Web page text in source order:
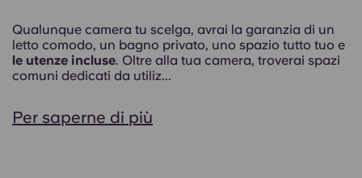
Qualunque camera tu scelga, avrai la garanzia di un
letto comodo, un bagno privato, uno spazio tutto tuo e
le utenze incluse. Oltre alla tua camera, troverai spazi
comuni dedicati da utiliz...
Per saperne di più